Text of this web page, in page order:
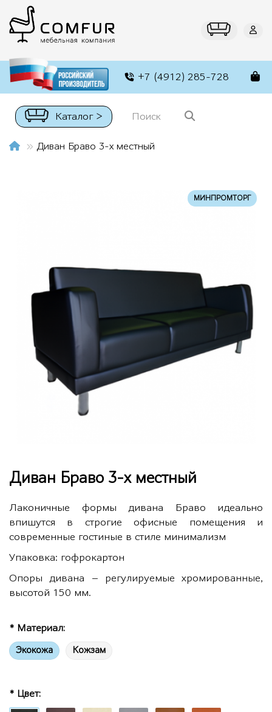
+7 (4912) 285-728
Каталог >
Диван Браво 3-х местный
МИНПРОМТОРГ
Диван Браво 3-х местный
Лаконичные формы дивана Браво идеально
впишутся в строгие офисные помещения и
современные гостиные в стиле минимализм
Упаковка: гофрокартон
Опоры дивана – регулируемые хромированные,
высотой 150 мм.
* Материал:
Экокожа Кожзам
* Цвет: